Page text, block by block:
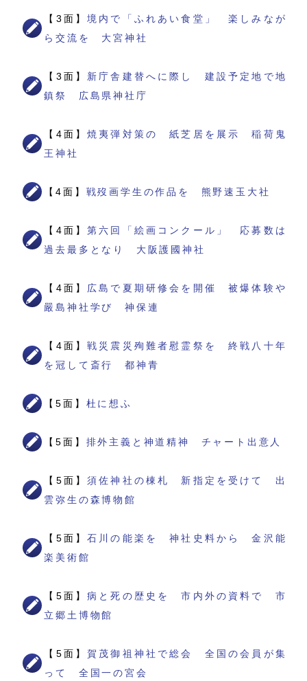
【3面】境内で「ふれあい食堂」 楽しみなが
ら交流を 大宮神社
【3面】 新庁舎建替へに際し 建設予定地で地
鎮祭 広島県神社庁
【4面】焼夷弾対策の 紙芝居を展示 稲荷鬼
王神社
【4面】 戦歿画学生の作品を 熊野速玉大社
【4面】第六回「絵画コンクール」 応募数は
過去最多となり 大阪護國神社
【4面】 広島で夏期研修会を開催 被爆体験や
嚴島神社学び 神保連
【4面】戦災震災殉難者慰霊祭を 終戦八十年
を冠して斎行 都神青
【5面】 杜に想ふ
【5面】 排外主義と神道精神 チャート出意人
【5面】須佐神社の棟札 新指定を受けて 出
雲弥生の森博物館
【5面】石川の能楽を 神社史料から 金沢能
楽美術館
【5面】病と死の歴史を 市内外の資料で 市
立郷土博物館
【5面】賀茂御祖神社で総会 全国の会員が集
って 全国一の宮会